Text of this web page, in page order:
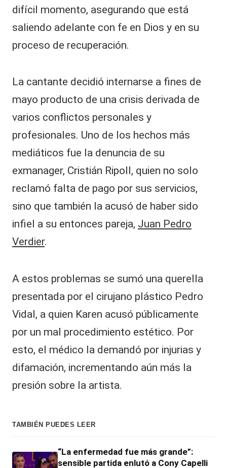
difícil momento, asegurando que está
saliendo adelante con fe en Dios y en su
proceso de recuperación.
La cantante decidió internarse a fines de
mayo producto de una crisis derivada de
varios conflictos personales y
profesionales. Uno de los hechos más
mediáticos fue la denuncia de su
exmanager, Cristián Ripoll, quien no solo
reclamó falta de pago por sus servicios,
sino que también la acusó de haber sido
infiel a su entonces pareja, Juan Pedro
Verdier.
A estos problemas se sumó una querella
presentada por el cirujano plástico Pedro
Vidal, a quien Karen acusó públicamente
por un mal procedimiento estético. Por
esto, el médico la demandó por injurias y
difamación, incrementando aún más la
presión sobre la artista.
TAMBIÉN PUEDES LEER
“La enfermedad fue más grande”:
sensible partida enlutó a Cony Capelli